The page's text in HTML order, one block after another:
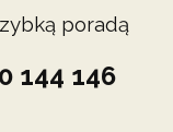
poradą
144 146